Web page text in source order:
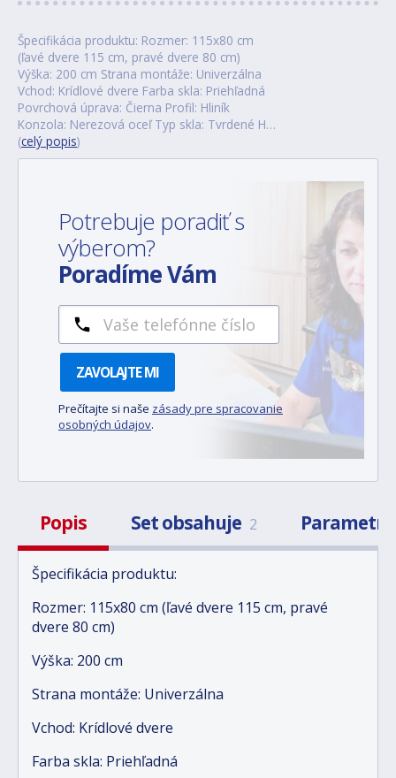
Špecifikácia produktu: Rozmer: 115x80 cm
(ľavé dvere 115 cm, pravé dvere 80 cm)
Výška: 200 cm Strana montáže: Univerzálna
Vchod: Krídlové dvere Farba skla: Priehľadná
Povrchová úprava: Čierna Profil: Hliník
Konzola: Nerezová oceľ Typ skla: Tvrdené H…
(celý popis)
Potrebuje poradiť s
výberom?
Poradíme Vám
ZAVOLAJTE MI
Prečítajte si naše zásady pre spracovanie
osobných údajov.
Popis Set obsahuje 2 Parametre
Špecifikácia produktu:
Rozmer: 115x80 cm (ľavé dvere 115 cm, pravé
dvere 80 cm)
Výška: 200 cm
Strana montáže: Univerzálna
Vchod: Krídlové dvere
Farba skla: Priehľadná